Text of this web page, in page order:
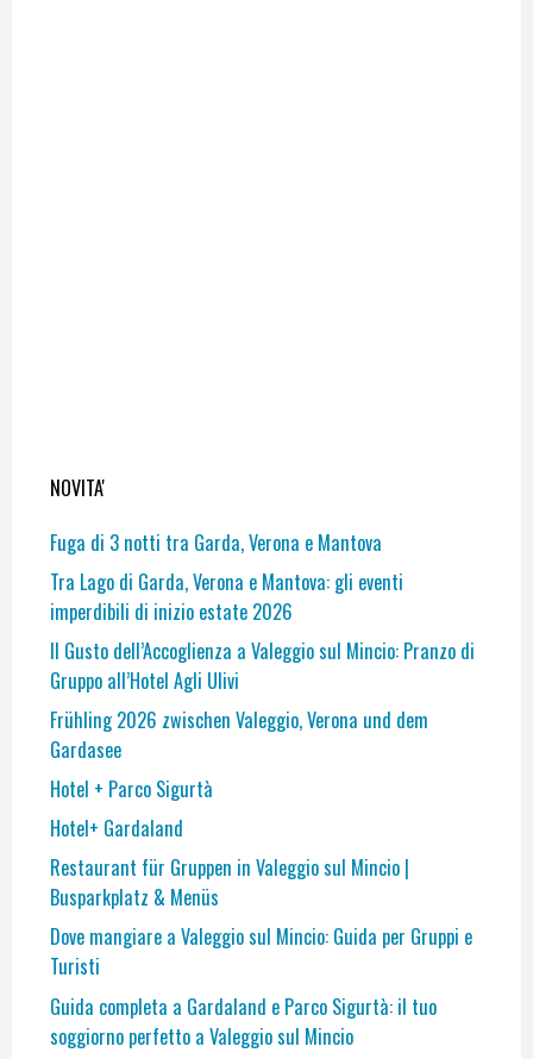
NOVITA'
Fuga di 3 notti tra Garda, Verona e Mantova
Tra Lago di Garda, Verona e Mantova: gli eventi
imperdibili di inizio estate 2026
Il Gusto dell’Accoglienza a Valeggio sul Mincio: Pranzo di
Gruppo all’Hotel Agli Ulivi
Frühling 2026 zwischen Valeggio, Verona und dem
Gardasee
Hotel + Parco Sigurtà
Hotel+ Gardaland
Restaurant für Gruppen in Valeggio sul Mincio |
Busparkplatz & Menüs
Dove mangiare a Valeggio sul Mincio: Guida per Gruppi e
Turisti
Guida completa a Gardaland e Parco Sigurtà: il tuo
soggiorno perfetto a Valeggio sul Mincio